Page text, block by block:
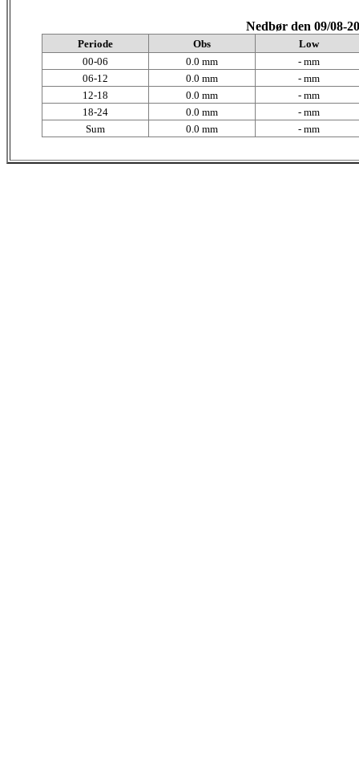
Nedbør den 09/08-
Periode Obs
Low
00-06
0.0 mm
- mm
06-12
0.0 mm
- mm
12-18
0.0 mm
- mm
18-24
0.0 mm
- mm
Sum
0.0 mm - mm